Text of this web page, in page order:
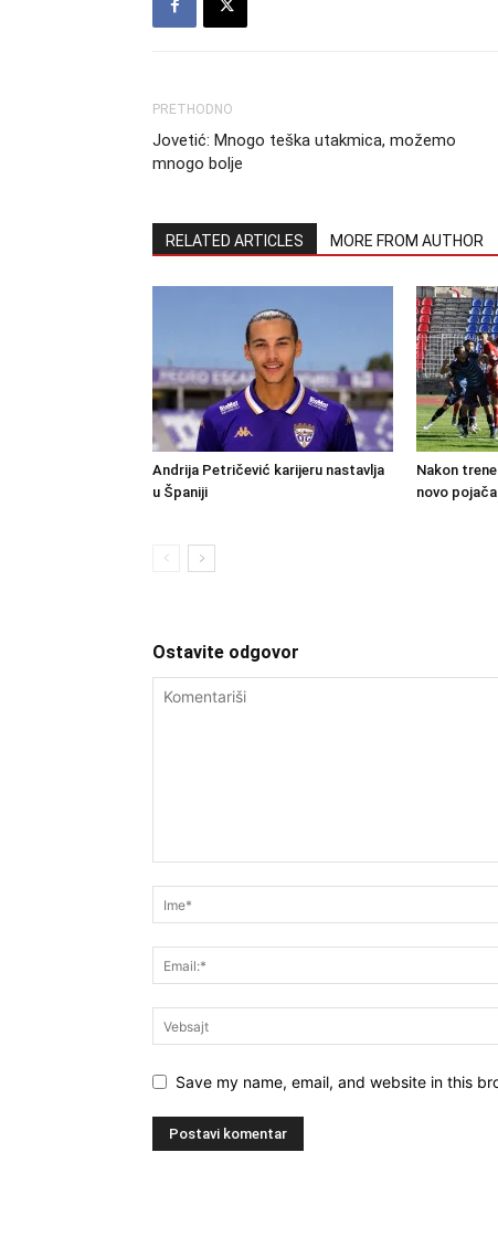
PRETHODNO
Jovetić: Mnogo teška utakmica, možemo
mnogo bolje
RELATED ARTICLES MORE FROM AUTHOR
Andrija Petričević karijeru nastavlja
u Španiji
Nakon
novo
Ostavite odgovor
Save my name, email, and website in this